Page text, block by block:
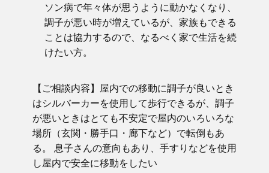
ソン病で年々体が思うように動かなくなり、
調子が悪い時が増えているが、家族もできる
ことは協力するので、なるべく家で生活を続
けたい方。
【ご相談内容】​屋内での移動に調子が良いとき
はシルバーカーを使用して歩行できるが、調子
が悪いときはとても不安定で屋内のいろいろな
場所（玄関・勝手口・廊下など）で転倒もあ
る。 息子さんの意向もあり、手すりなどを使用
し屋内で安全に移動をしたい